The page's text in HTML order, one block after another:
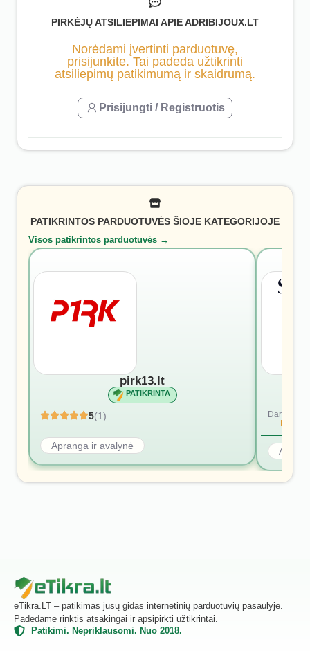
PIRKĖJŲ ATSILIEPIMAI APIE ADRIBIJOUX.LT
Norėdami įvertinti parduotuvę,
prisijunkite. Tai padeda užtikrinti
atsiliepimų patikimumą ir skaidrumą.
Prisijungti / Registruotis
PATIKRINTOS PARDUOTUVĖS ŠIOJE KATEGORIJOJE
Visos patikrintos parduotuvės →
pirk13.lt
PATIKRINTA
5(1)
Apranga ir avalynė
Dar nėra
eTikra.LT – patikimas jūsų gidas internetinių parduotuvių pasaulyje.
Padedame rinktis atsakingai ir apsipirkti užtikrintai.
Patikimi. Nepriklausomi. Nuo 2018.